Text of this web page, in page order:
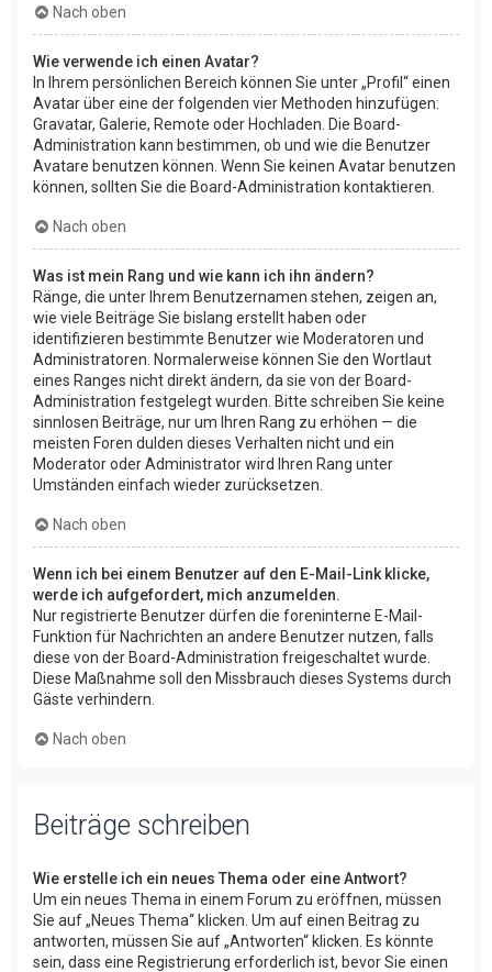
Nach oben
Wie verwende ich einen Avatar?
In Ihrem persönlichen Bereich können Sie unter „Profil“ einen
Avatar über eine der folgenden vier Methoden hinzufügen:
Gravatar, Galerie, Remote oder Hochladen. Die Board-
Administration kann bestimmen, ob und wie die Benutzer
Avatare benutzen können. Wenn Sie keinen Avatar benutzen
können, sollten Sie die Board-Administration kontaktieren.
Nach oben
Was ist mein Rang und wie kann ich ihn ändern?
Ränge, die unter Ihrem Benutzernamen stehen, zeigen an,
wie viele Beiträge Sie bislang erstellt haben oder
identifizieren bestimmte Benutzer wie Moderatoren und
Administratoren. Normalerweise können Sie den Wortlaut
eines Ranges nicht direkt ändern, da sie von der Board-
Administration festgelegt wurden. Bitte schreiben Sie keine
sinnlosen Beiträge, nur um Ihren Rang zu erhöhen — die
meisten Foren dulden dieses Verhalten nicht und ein
Moderator oder Administrator wird Ihren Rang unter
Umständen einfach wieder zurücksetzen.
Nach oben
Wenn ich bei einem Benutzer auf den E-Mail-Link klicke,
werde ich aufgefordert, mich anzumelden.
Nur registrierte Benutzer dürfen die foreninterne E-Mail-
Funktion für Nachrichten an andere Benutzer nutzen, falls
diese von der Board-Administration freigeschaltet wurde.
Diese Maßnahme soll den Missbrauch dieses Systems durch
Gäste verhindern.
Nach oben
Beiträge schreiben
Wie erstelle ich ein neues Thema oder eine Antwort?
Um ein neues Thema in einem Forum zu eröffnen, müssen
Sie auf „Neues Thema“ klicken. Um auf einen Beitrag zu
antworten, müssen Sie auf „Antworten“ klicken. Es könnte
sein, dass eine Registrierung erforderlich ist, bevor Sie einen